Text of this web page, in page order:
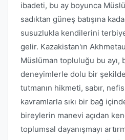
ibadeti, bu ay boyunca
sadıktan güneş batışına
susuzlukla kendilerini
gelir. Kazakistan'ın
Müslüman topluluğu bu ayı,
deneyimlerle dolu bir
tutmanın hikmeti, sabır,
kavramlarla sıkı bir bağ
bireylerin manevi açıdan
toplumsal dayanışmayı